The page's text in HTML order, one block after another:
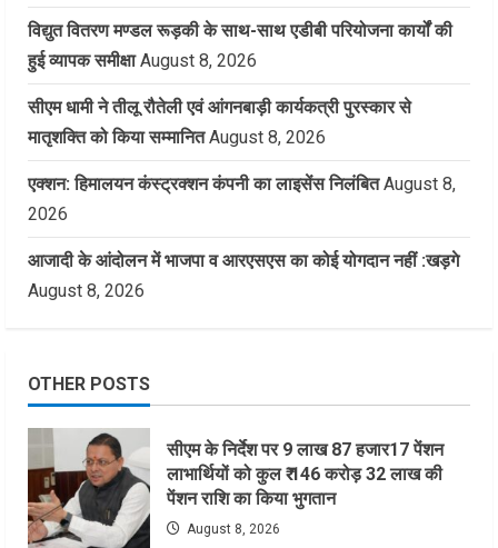
विद्युत वितरण मण्डल रूड़की के साथ-साथ एडीबी परियोजना कार्यों की
हुई व्यापक समीक्षा August 8, 2026
सीएम धामी ने तीलू रौतेली एवं आंगनबाड़ी कार्यकत्री पुरस्कार से
मातृशक्ति को किया सम्मानित August 8, 2026
एक्शन: हिमालयन कंस्ट्रक्शन कंपनी का लाइसेंस निलंबित August 8,
2026
आजादी के आंदोलन में भाजपा व आरएसएस का कोई योगदान नहीं :खड़गे
August 8, 2026
OTHER POSTS
सीएम के निर्देश पर 9 लाख 87 हजार17 पेंशन
लाभार्थियों को कुल ₹ 146 करोड़ 32 लाख की
पेंशन राशि का किया भुगतान
August 8, 2026